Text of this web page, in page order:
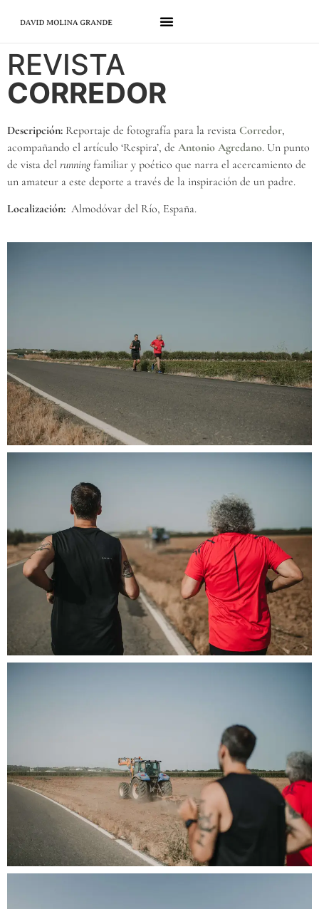
REVISTA
CORREDOR
Descripción: Reportaje de fotografía para la revista Corredor,
acompañando el artículo ‘Respira’, de Antonio Agredano. Un punto
de vista del running familiar y poético que narra el acercamiento de
un amateur a este deporte a través de la inspiración de un padre.
Localización: Almodóvar del Río, España.